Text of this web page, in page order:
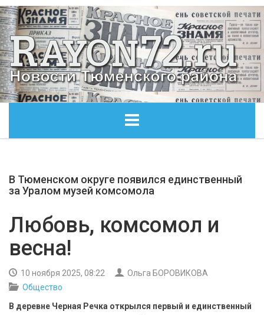
ОБЩЕСТВО
КУЛЬТУРА
БЕЗОПАСНОСТЬ
В Тюменском округе появился единственный
за Уралом музей комсомола
Любовь, комсомол и
весна!
10 ноября 2025, 08:22
Ольга БОРОВИКОВА
Общество
В деревне Черная Речка открылся первый и единственный